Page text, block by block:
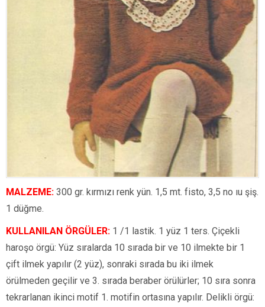
MALZEME: 300 gr. kırmızı renk yün. 1,5 mt. fisto, 3,5 no ıu şiş.
1 düğme.
KULLANILAN ÖRGÜLER: 1 /1 lastik. 1 yüz 1 ters. Çiçekli
haroşo örgü: Yüz sıralarda 10 sırada bir ve 10 ilmekte bir 1
çift ilmek yapılır (2 yüz), sonraki sırada bu iki ilmek
örülmeden geçilir ve 3. sırada beraber örülürler; 10 sıra sonra
tekrarlanan ikinci motif 1. motifin ortasına yapılır. Delikli örgü: